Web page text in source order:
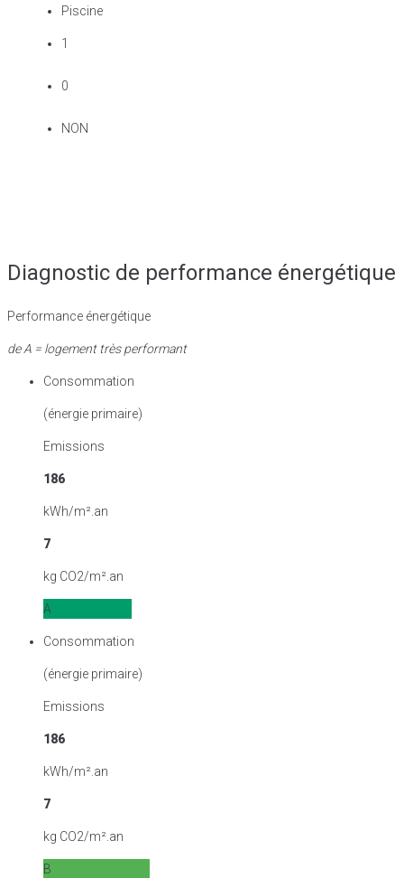
Piscine
1
0
NON
Diagnostic de performance énergétique
Performance énergétique
de A = logement très performant
Consommation
(énergie primaire)
Emissions
186
kWh/m².an
7
kg CO2/m².an
A
Consommation
(énergie primaire)
Emissions
186
kWh/m².an
7
kg CO2/m².an
B